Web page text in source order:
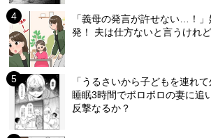
「義母の発言が許せない…！
発！ 夫は仕方ないと言うけれ
「うるさいから子どもを連れ
睡眠3時間でボロボロの妻に
反撃なるか？